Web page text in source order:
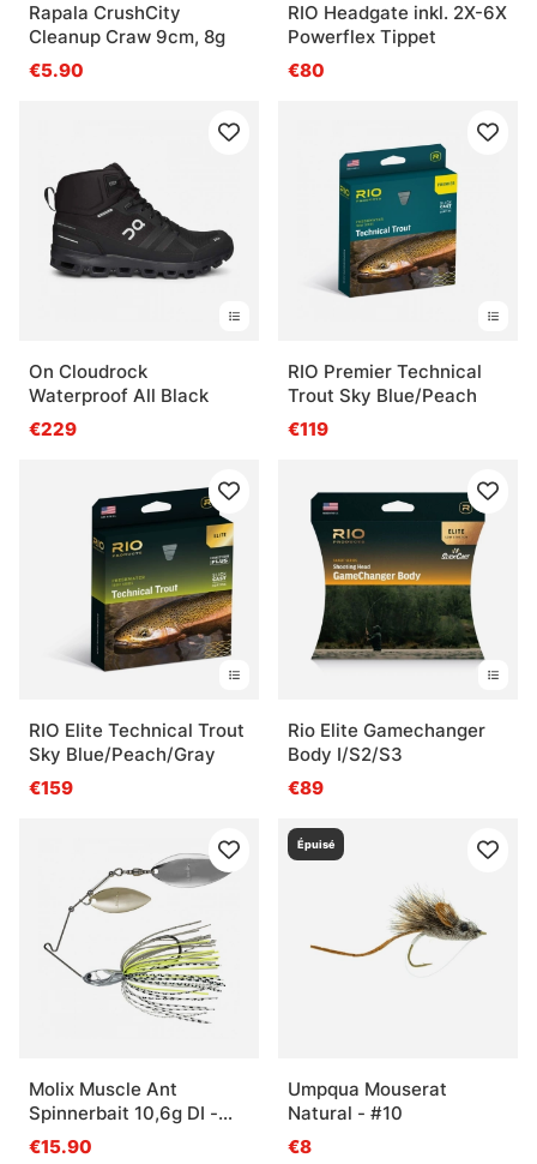
Rapala CrushCity
Cleanup Craw 9cm, 8g
€5.90
RIO Headgate inkl. 2X-6X
Powerflex Tippet
€80
On Cloudrock
Waterproof All Black
€229
RIO Premier Technical
Trout Sky Blue/Peach
€119
RIO Elite Technical Trout
Sky Blue/Peach/Gray
€159
Rio Elite Gamechanger
Body I/S2/S3
€89
Molix Muscle Ant
Spinnerbait 10,6g DI -
Mouse
€15.90
Épuisé
Umpqua Mouserat
Natural - #10
€8